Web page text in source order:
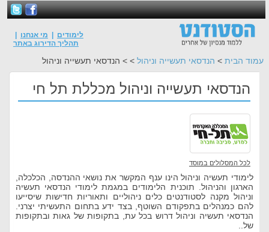
לימודים מי אנחנו
תהליך הדירוג באתר
עמוד הבית > הנדסאי תעשייה וניהול > > הנדסאי תעשייה וניהול
הנדסאי תעשייה וניהול מכללת תל חי
לכל המסלולים במוסד
לימודי תעשיה וניהול הינו ענף המקשר את נושאי ההנדסה, הכלכלה,
הארגון והניהול. תוכנית הלימודים במגמת לימודי הנדסאי תעשיה
וניהול מקנה לסטודנטים כלים ניהוליים ותאוריות חדישות שיסייעו
להם כמנהלים בתפקודם השוטף, בצד ידע בתחום התעשיתי יצרני.
הנדסאי תעשיה וניהול דרוש בכל עת, בתקופות של גאות ובתקופות
של..